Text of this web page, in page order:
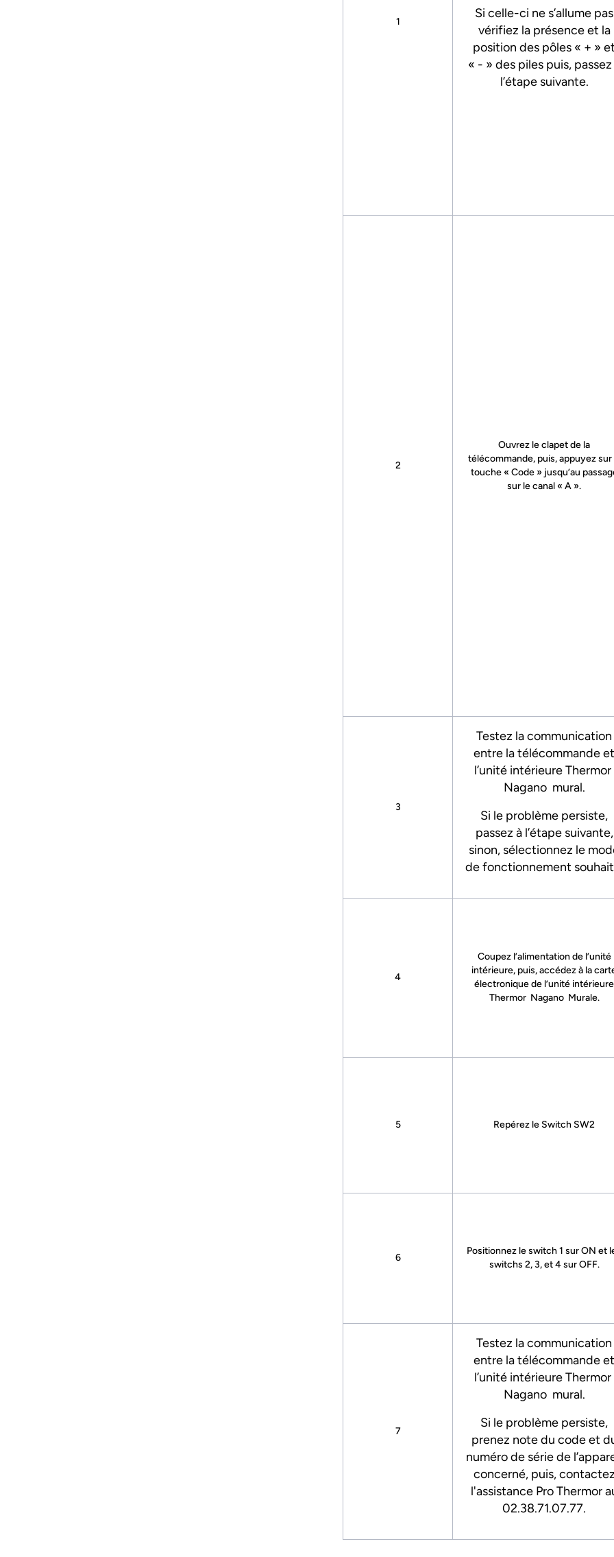
1
Si celle-ci ne s’allume pas
vérifiez la présence et la
position des pôles « + »
« - » des piles puis, passez
l’étape suivante.
2
Ouvrez le clapet de la
télécommande, puis, appuyez sur
touche « Code » jusqu’au
sur le canal « A ».
3
Testez la communication
entre la télécommande et
l’unité intérieure Thermor
Nagano mural.
Si le problème persiste,
passez à l’étape suivante,
sinon, sélectionnez le
de fonctionnement
4
Coupez l’alimentation de l’unité
intérieure, puis, accédez à la
électronique de l’unité intérieure
Thermor Nagano Murale.
5 Repérez le Switch SW2
6
Positionnez le switch 1 sur ON et
switchs 2, 3, et 4 sur OFF.
7
Testez la communication
entre la télécommande et
l’unité intérieure Thermor
Nagano mural.
Si le problème persiste,
prenez note du code et
numéro de série de
concerné, puis,
l'assistance Pro Thermor
02.38.71.07.77.